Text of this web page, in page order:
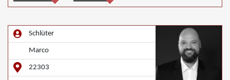
Unternehmensnachfolgen, Wirtschaftsmediation
Schlüter
Marco
22303